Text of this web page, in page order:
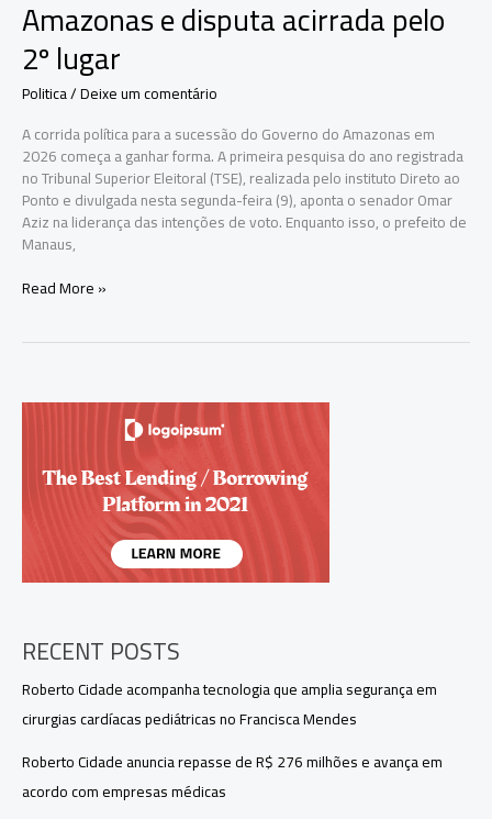
Amazonas e disputa acirrada pelo
2º lugar
Politica/Deixe um comentário
A corrida política para a sucessão do Governo do Amazonas em
2026 começa a ganhar forma. A primeira pesquisa do ano registrada
no Tribunal Superior Eleitoral (TSE), realizada pelo instituto Direto ao
Ponto e divulgada nesta segunda-feira (9), aponta o senador Omar
Aziz na liderança das intenções de voto. Enquanto isso, o prefeito de
Manaus,
Pesquisa
liderança
Amazonas
Read More »
RECENT POSTS
Roberto Cidade acompanha tecnologia que amplia segurança em
cirurgias cardíacas pediátricas no Francisca Mendes
Roberto Cidade anuncia repasse de R$ 276 milhões e avança em
acordo com empresas médicas